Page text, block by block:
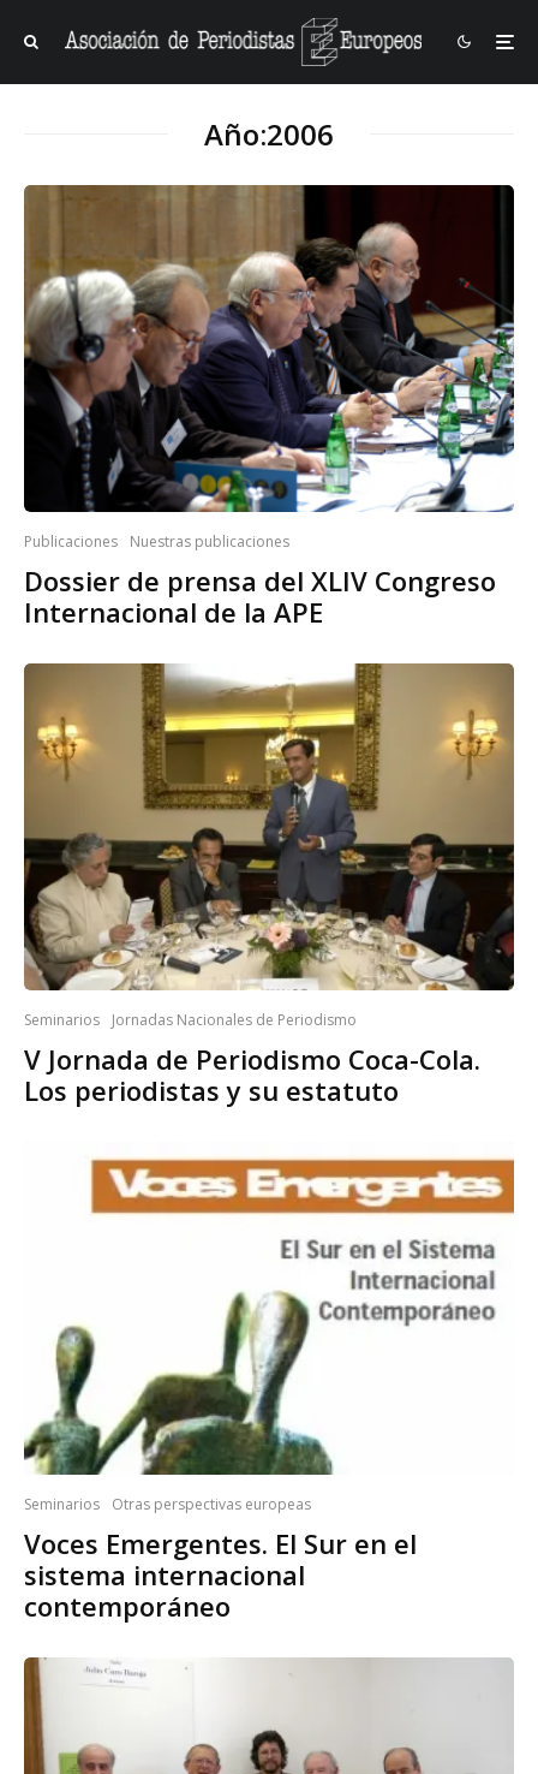
Año:2006
Publicaciones Nuestras publicaciones
Dossier de prensa del XLIV Congreso
Internacional de la APE
Seminarios Jornadas Nacionales de Periodismo
V Jornada de Periodismo Coca-Cola.
Los periodistas y su estatuto
Seminarios Otras perspectivas europeas
Voces Emergentes. El Sur en el
sistema internacional
contemporáneo